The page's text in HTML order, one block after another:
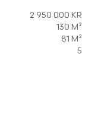
2 950 000 KR
130 M²
81 M²
5